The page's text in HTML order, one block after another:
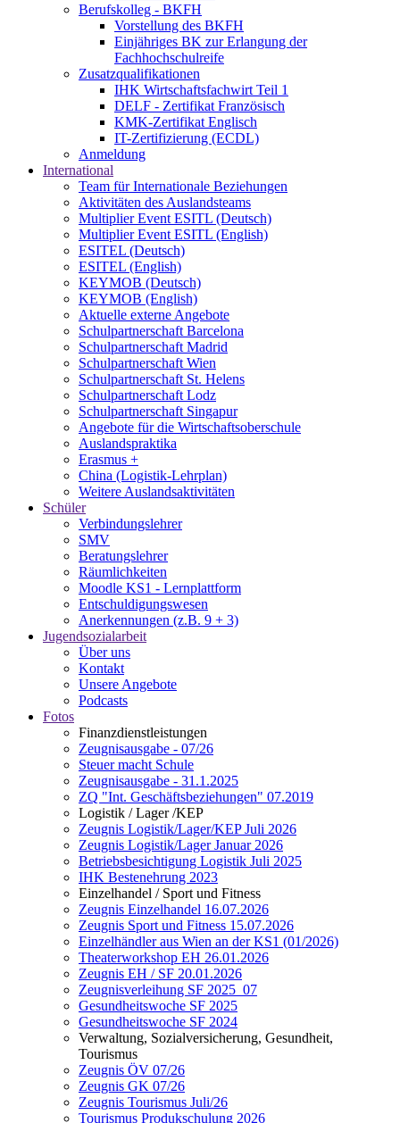
Berufskolleg - BKFH
Vorstellung des BKFH
Einjähriges BK zur Erlangung der
Fachhochschulreife
Zusatzqualifikationen
IHK Wirtschaftsfachwirt Teil 1
DELF - Zertifikat Französisch
KMK-Zertifikat Englisch
IT-Zertifizierung (ECDL)
Anmeldung
International
Team für Internationale Beziehungen
Aktivitäten des Auslandsteams
Multiplier Event ESITL (Deutsch)
Multiplier Event ESITL (English)
ESITEL (Deutsch)
ESITEL (English)
KEYMOB (Deutsch)
KEYMOB (English)
Aktuelle externe Angebote
Schulpartnerschaft Barcelona
Schulpartnerschaft Madrid
Schulpartnerschaft Wien
Schulpartnerschaft St. Helens
Schulpartnerschaft Lodz
Schulpartnerschaft Singapur
Angebote für die Wirtschaftsoberschule
Auslandspraktika
Erasmus +
China (Logistik-Lehrplan)
Weitere Auslandsaktivitäten
Schüler
Verbindungslehrer
SMV
Beratungslehrer
Räumlichkeiten
Moodle KS1 - Lernplattform
Entschuldigungswesen
Anerkennungen (z.B. 9 + 3)
Jugendsozialarbeit
Über uns
Kontakt
Unsere Angebote
Podcasts
Fotos
Finanzdienstleistungen
Zeugnisausgabe - 07/26
Steuer macht Schule
Zeugnisausgabe - 31.1.2025
ZQ "Int. Geschäftsbeziehungen" 07.2019
Logistik / Lager /KEP
Zeugnis Logistik/Lager/KEP Juli 2026
Zeugnis Logistik/Lager Januar 2026
Betriebsbesichtigung Logistik Juli 2025
IHK Bestenehrung 2023
Einzelhandel / Sport und Fitness
Zeugnis Einzelhandel 16.07.2026
Zeugnis Sport und Fitness 15.07.2026
Einzelhändler aus Wien an der KS1 (01/2026)
Theaterworkshop EH 26.01.2026
Zeugnis EH / SF 20.01.2026
Zeugnisverleihung SF 2025_07
Gesundheitswoche SF 2025
Gesundheitswoche SF 2024
Verwaltung, Sozialversicherung, Gesundheit,
Tourismus
Zeugnis ÖV 07/26
Zeugnis GK 07/26
Zeugnis Tourismus Juli/26
Tourismus Produkschulung 2026